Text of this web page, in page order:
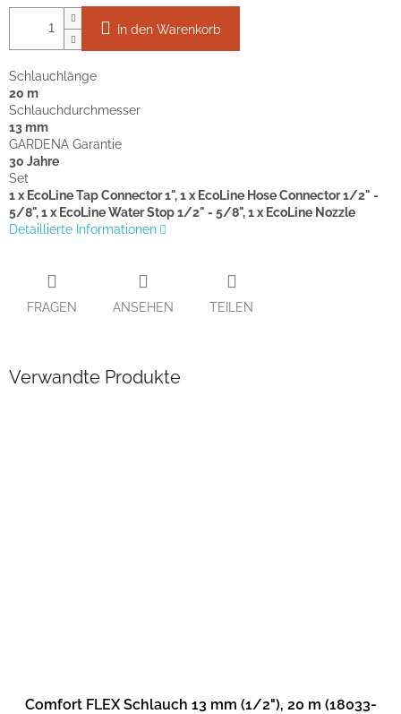
In den Warenkorb
Schlauchlänge
20 m
Schlauchdurchmesser
13 mm
GARDENA Garantie
30 Jahre
Set
1 x EcoLine Tap Connector 1", 1 x EcoLine Hose Connector 1/2" -
5/8", 1 x EcoLine Water Stop 1/2" - 5/8", 1 x EcoLine Nozzle
Detaillierte Informationen
FRAGEN ANSEHEN TEILEN
Verwandte Produkte
Comfort FLEX Schlauch 13 mm (1/2"), 20 m (18033-